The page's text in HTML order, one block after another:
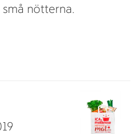
nötterna.